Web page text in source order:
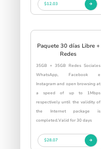
$12.03
Paquete 30 días Libre +
Redes
35GB + 35GB Redes Sociales
WhatsApp, Facebook e
Instagram and open browsing at
a speed of up to 1Mbps
respectively until the validity of
the Internet package is
completed.Valid for 30 days
$28.07